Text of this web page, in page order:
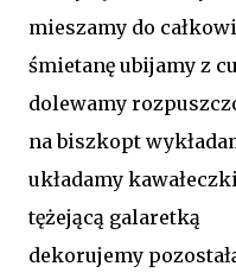
mieszamy do
śmietanę ubijamy z
dolewamy
na biszkopt
układamy
tężejącą galaretką
dekorujemy